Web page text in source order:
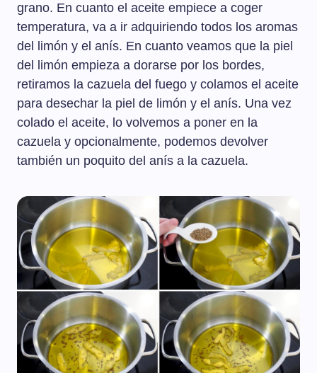
grano. En cuanto el aceite empiece a coger
temperatura, va a ir adquiriendo todos los aromas
del limón y el anís. En cuanto veamos que la piel
del limón empieza a dorarse por los bordes,
retiramos la cazuela del fuego y colamos el aceite
para desechar la piel de limón y el anís. Una vez
colado el aceite, lo volvemos a poner en la
cazuela y opcionalmente, podemos devolver
también un poquito del anís a la cazuela.